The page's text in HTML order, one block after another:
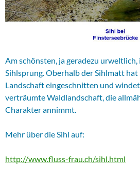
Am schönsten, ja geradezu urweltlich,
Sihlsprung. Oberhalb der Sihlmatt hat
Landschaft eingeschnitten und
verträumte Waldlandschaft, die
Charakter annimmt.
Mehr über die Sihl auf:
http://www.fluss-frau.ch/sihl.html